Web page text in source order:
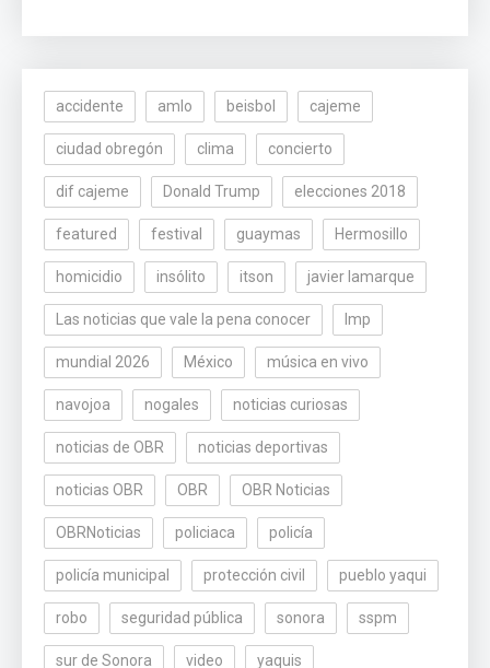
accidente amlo beisbol cajeme
ciudad obregón clima concierto
dif cajeme Donald Trump elecciones 2018
featured festival guaymas Hermosillo
homicidio insólito itson javier lamarque
Las noticias que vale la pena conocer lmp
mundial 2026 México música en vivo
navojoa nogales noticias curiosas
noticias de OBR noticias deportivas
noticias OBR OBR OBR Noticias
OBRNoticias policiaca policía
policía municipal protección civil pueblo yaqui
robo seguridad pública sonora sspm
sur de Sonora video yaquis